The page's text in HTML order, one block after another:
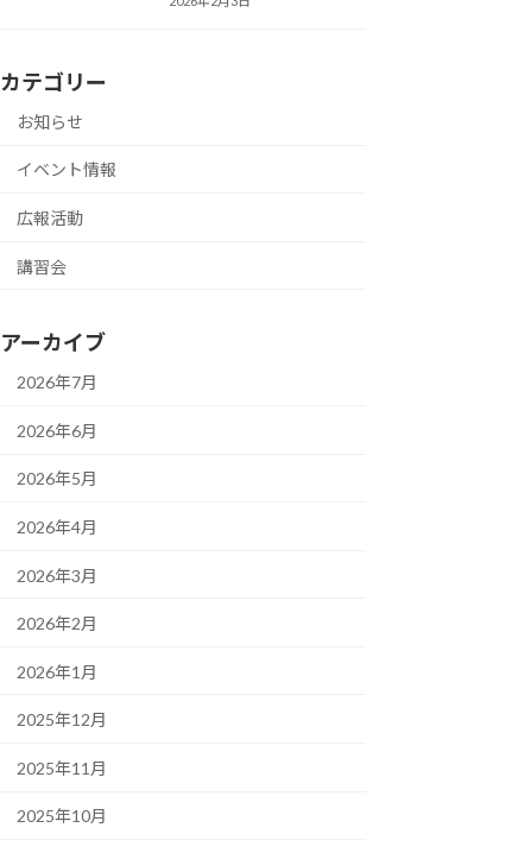
カテゴリー
お知らせ
イベント情報
広報活動
講習会
アーカイブ
2026年7月
2026年6月
2026年5月
2026年4月
2026年3月
2026年2月
2026年1月
2025年12月
2025年11月
2025年10月